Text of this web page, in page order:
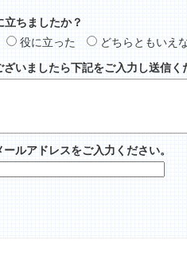
ちましたか？
役に立った
どちらともいえ
いましたら下記をご入力し送信く
ルアドレスをご入力ください。